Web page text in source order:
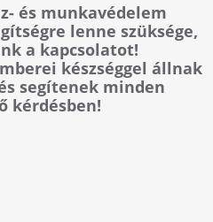
és munkavédelem
lenne szüksége,
a kapcsolatot!
készséggel állnak
segítenek minden
kérdésben!